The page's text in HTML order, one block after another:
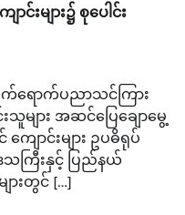
းများ၌ စုပေါင်း
ရောက်ပညာသင်ကြား
များ အဆင်ပြေချောမွေ့
ျောင်းများ ဥပဓိရုပ်
ကြီးနှင့် ပြည်နယ်
ားတွင် […]